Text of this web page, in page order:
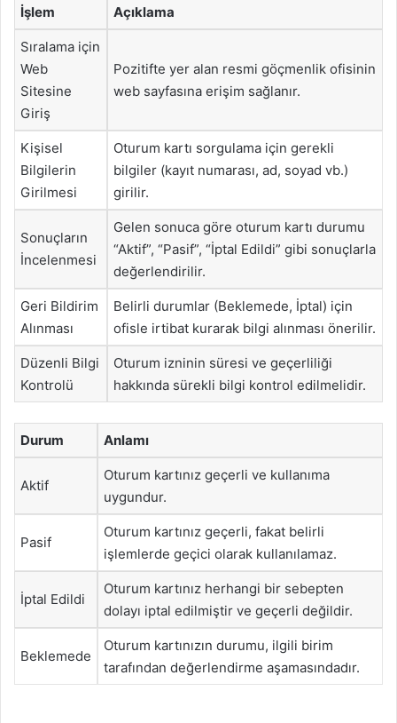
İşlem Açıklama
Sıralama için
Web
Sitesine
Giriş
Pozitifte yer alan resmi göçmenlik ofisinin
web sayfasına erişim sağlanır.
Kişisel
Bilgilerin
Girilmesi
Oturum kartı sorgulama için gerekli
bilgiler (kayıt numarası, ad, soyad vb.)
girilir.
Sonuçların
İncelenmesi
Gelen sonuca göre oturum kartı durumu
“Aktif”, “Pasif”, “İptal Edildi” gibi sonuçlarla
değerlendirilir.
Geri Bildirim
Alınması
Belirli durumlar (Beklemede, İptal) için
ofisle irtibat kurarak bilgi alınması önerilir.
Düzenli Bilgi
Kontrolü
Oturum izninin süresi ve geçerliliği
hakkında sürekli bilgi kontrol edilmelidir.
Durum Anlamı
Aktif
Oturum kartınız geçerli ve kullanıma
uygundur.
Pasif
Oturum kartınız geçerli, fakat belirli
işlemlerde geçici olarak kullanılamaz.
İptal Edildi
Oturum kartınız herhangi bir sebepten
dolayı iptal edilmiştir ve geçerli değildir.
Beklemede
Oturum kartınızın durumu, ilgili birim
tarafından değerlendirme aşamasındadır.